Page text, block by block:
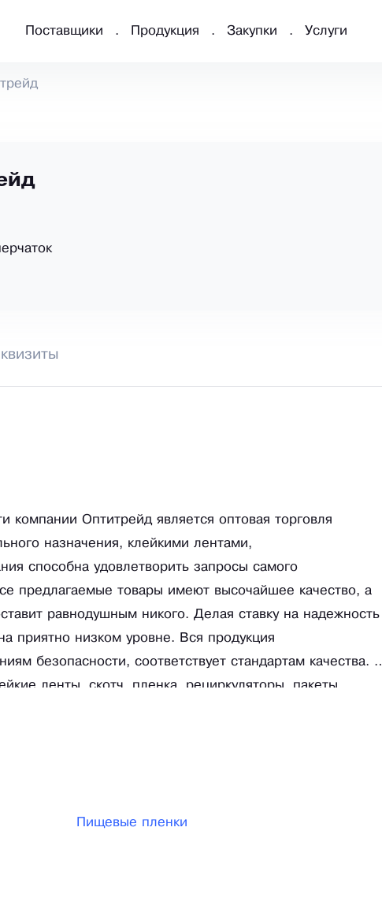
Поставщики Продукция Закупки Услуги
компании Оптитрейд является оптовая торговля
назначения, клейкими лентами,
способна удовлетворить запросы самого
предлагаемые товары имеют высочайшее качество, а
равнодушным никого. Делая ставку на надежность
приятно низком уровне. Вся продукция
безопасности, соответствует стандартам качества. В
ленты, скотч, пленка, рециркуляторы, пакеты,
хозтовары, товары для салонов красоты, резинки для
Пищевые пленки